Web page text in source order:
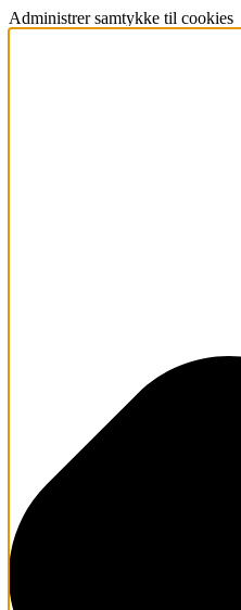
Administrer samtykke til cookies